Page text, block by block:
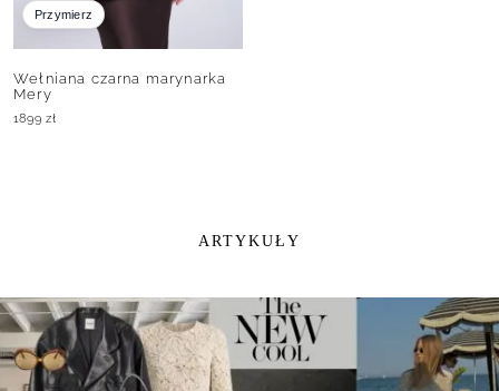
Przymierz
Wełniana czarna marynarka
Mery
1899zł
ARTYKUŁY